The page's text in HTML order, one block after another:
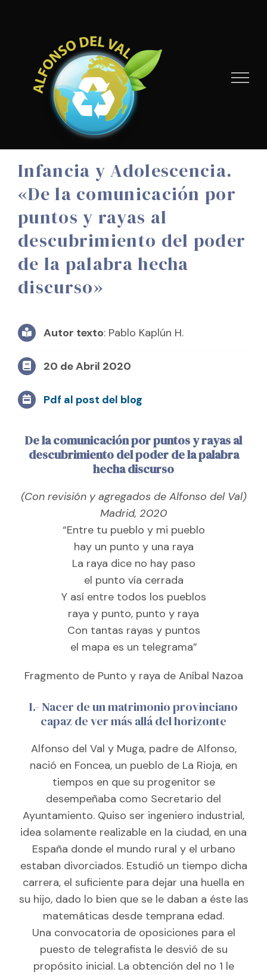
Infancia y Adolescencia.
«De la comunicación por
puntos y rayas al
descubrimiento del poder
de la palabra hecha
discurso»
Autor texto: Pablo Kaplún H.
20 de Abril 2020
Pdf al post del blog
De la comunicación por puntos y rayas al
descubrimiento del poder de la palabra
hecha discurso
(Con revisión y agregados de Alfonso del Val)
Madrid, 2020
“Entre tu pueblo y mi pueblo
hay un punto y una raya
La raya dice no hay paso
el punto vía cerrada
Y así entre todos los pueblos
raya y punto, punto y raya
Con tantas rayas y puntos
el mapa es un telegrama”
Fragmento de Punto y raya de Aníbal Nazoa
I.- Nacer de un matrimonio provinciano
capaz de ver más allá del horizonte
Alfonso del Val y Muga, padre de Alfonso,
nació en Foncea, un pueblo de La Rioja, en
tiempos en que su progenitor se
desempeñaba como Secretario del
Ayuntamiento. Quiso ser ingeniero industrial,
idea solamente realizable en la ciudad, en una
España donde el mundo rural y el urbano
estaban divorciados. Estudió un tiempo dicha
carrera, el suficiente para dejar una huella en
su hijo, dado lo bien que se le daban a éste las
matemáticas desde temprana edad.
Una convocatoria de oposiciones para el
puesto de telegrafista le desvió de su
propósito inicial. La obtención del no 1 le